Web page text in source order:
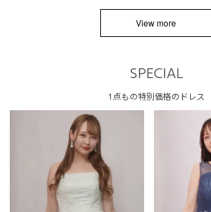
View more
SPECIAL
1点もの特別価格のドレス